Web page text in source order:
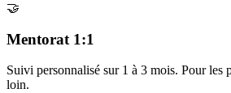
🤝
Mentorat 1:1
Suivi personnalisé sur 1 à 3 mois. Pour les
loin.